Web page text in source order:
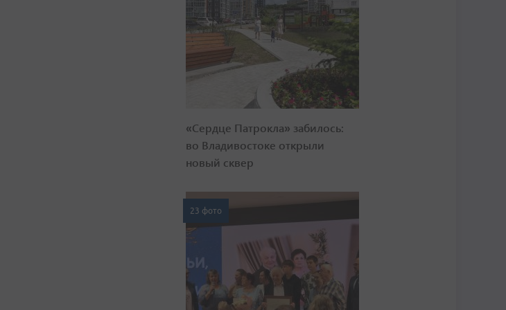
«Сердце Патрокла» забилось:
во Владивостоке открыли
новый сквер
23 фото